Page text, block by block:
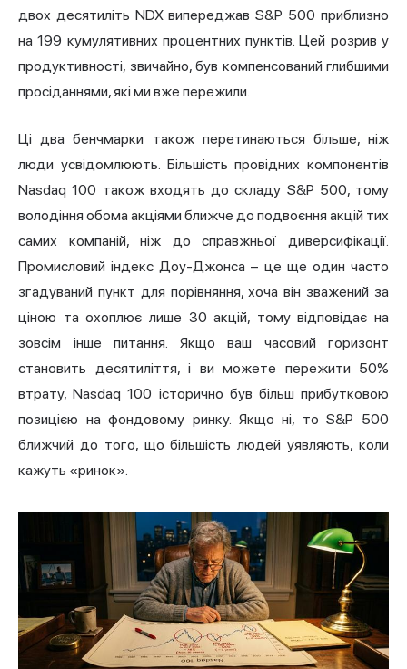
двох десятиліть NDX випереджав S&P 500 приблизно
на 199 кумулятивних процентних пунктів. Цей розрив у
продуктивності, звичайно, був компенсований глибшими
просіданнями, які ми вже пережили.
Ці два бенчмарки також перетинаються більше, ніж
люди усвідомлюють. Більшість провідних компонентів
Nasdaq 100 також входять до складу S&P 500, тому
володіння обома акціями ближче до подвоєння акцій тих
самих компаній, ніж до справжньої диверсифікації.
Промисловий індекс Доу-Джонса – це ще один часто
згадуваний пункт для порівняння, хоча він зважений за
ціною та охоплює лише 30 акцій, тому відповідає на
зовсім інше питання. Якщо ваш часовий горизонт
становить десятиліття, і ви можете пережити 50%
втрату, Nasdaq 100 історично був більш прибутковою
позицією на фондовому ринку. Якщо ні, то S&P 500
ближчий до того, що більшість людей уявляють, коли
кажуть «ринок».